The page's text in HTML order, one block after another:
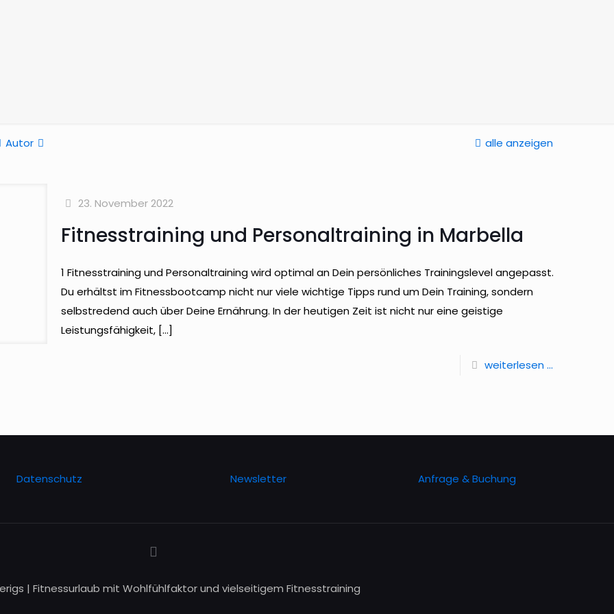
Autor alle anzeigen
23. November 2022
Fitnesstraining und Personaltraining in Marbella
1 Fitnesstraining und Personaltraining wird optimal an Dein persönliches Trainingslevel angepasst.
Du erhältst im Fitnessbootcamp nicht nur viele wichtige Tipps rund um Dein Training, sondern
selbstredend auch über Deine Ernährung. In der heutigen Zeit ist nicht nur eine geistige
Leistungsfähigkeit,[…]
weiterlesen ...
Datenschutz Newsletter Anfrage & Buchung
| Fitnessurlaub mit Wohlfühlfaktor und vielseitigem Fitnesstraining